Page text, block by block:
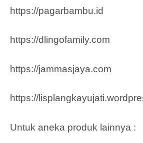
https://pagarbambu.id
https://dlingofamily.com
https://jammasjaya.com
https://
Untuk aneka produk lainnya :